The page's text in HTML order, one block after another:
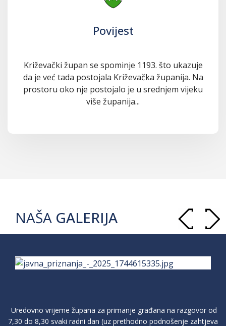
Povijest
Križevački župan se spominje 1193. što ukazuje
da je već tada postojala Križevačka županija. Na
prostoru oko nje postojalo je u srednjem vijeku
više županija...
NAŠA GALERIJA
Uredovno vrijeme župana za primanje građana na razgovor od
7,30 do 8,30 svaki radni dan (uz prethodno podnošenje zahtjeva